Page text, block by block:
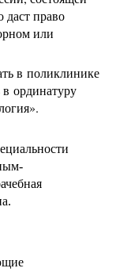
даст право
или
в поликлинике
в ординатуру